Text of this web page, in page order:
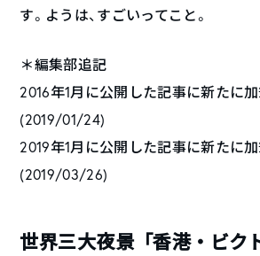
す。ようは、すごいってこと。
＊編集部追記
2016年1月に公開した記事に新たに加
(2019/01/24)
2019年1月に公開した記事に新たに加
(2019/03/26)
世界三大夜景「香港・ビク